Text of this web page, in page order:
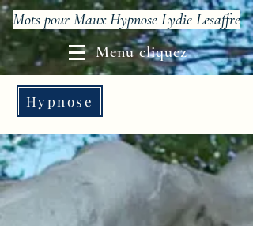
Mots pour Maux Hypnose Lydie Lesaffre
Menu cliquez
Hypnose